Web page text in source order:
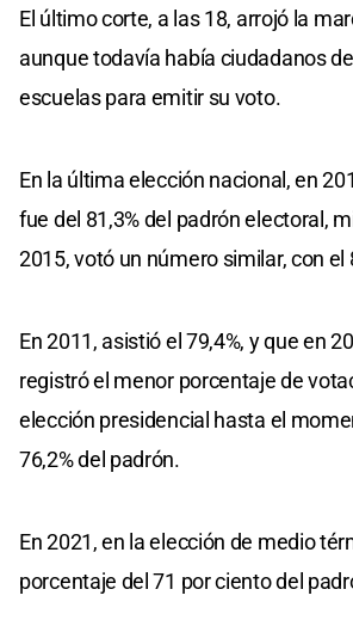
El último corte, a las 18, arrojó la
aunque todavía había ciudadanos
escuelas para emitir su voto.
En la última elección nacional, en
fue del 81,3% del padrón electoral,
2015, votó un número similar, con el
En 2011, asistió el 79,4%, y que en
registró el menor porcentaje de
elección presidencial hasta el
76,2% del padrón.
En 2021, en la elección de medio
porcentaje del 71 por ciento del